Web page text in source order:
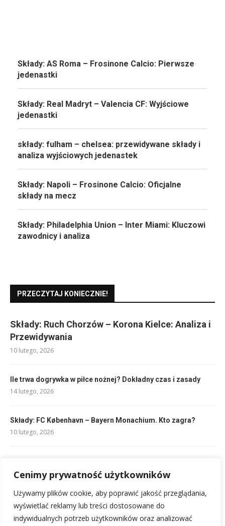
Cenimy prywatność użytkowników
Używamy plików cookie, aby poprawić jakość przeglądania,
wyświetlać reklamy lub treści dostosowane do
indywidualnych potrzeb użytkowników oraz analizować
Składy: AS Roma – Frosinone Calcio: Pierwsze
jedenastki
Składy: Real Madryt – Valencia CF: Wyjściowe
jedenastki
składy: fulham – chelsea: przewidywane składy i
analiza wyjściowych jedenastek
Składy: Napoli – Frosinone Calcio: Oficjalne
składy na mecz
Składy: Philadelphia Union – Inter Miami: Kluczowi
zawodnicy i analiza
PRZECZYTAJ KONIECZNIE!
Składy: Ruch Chorzów – Korona Kielce: Analiza i
Przewidywania
10 lutego, 2026
Ile trwa dogrywka w piłce nożnej? Dokładny czas i zasady
14 lutego, 2026
Składy: FC København – Bayern Monachium. Kto zagra?
10 lutego, 2026
10 lutego, 2026
Składy: Sevilla FC – Villarreal: Kto wygra starcie?
10 lutego, 2026